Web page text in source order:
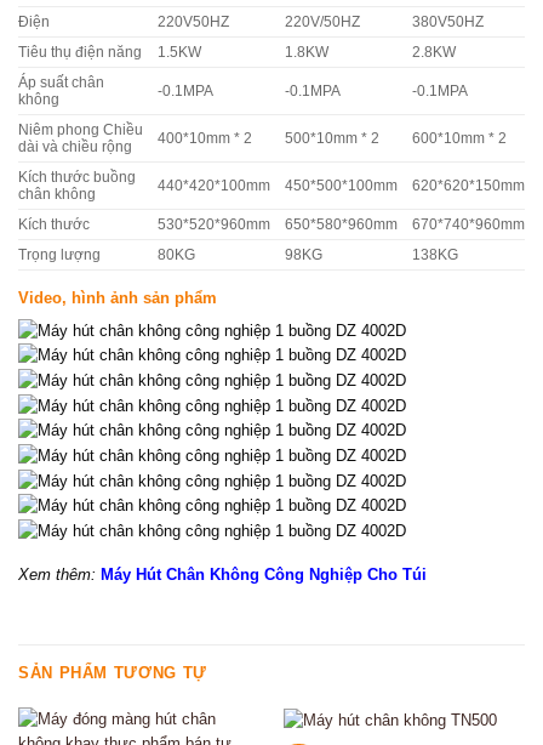
Điện 220V50HZ 220V/50HZ 380V50HZ
Tiêu thụ điện năng 1.5KW 1.8KW 2.8KW
Áp suất chân
không
-0.1MPA -0.1MPA -0.1MPA
Niêm phong Chiều
dài và chiều rộng
400*10mm * 2 500*10mm * 2 600*10mm * 2
Kích thước buồng
chân không
440*420*100mm 450*500*100mm 620*620*150mm
Kích thước 530*520*960mm 650*580*960mm 670*740*960mm
Trọng lượng 80KG 98KG 138KG
Video, hình ảnh sản phẩm
Xem thêm: Máy Hút Chân Không Công Nghiệp Cho Túi
SẢN PHẨM TƯƠNG TỰ